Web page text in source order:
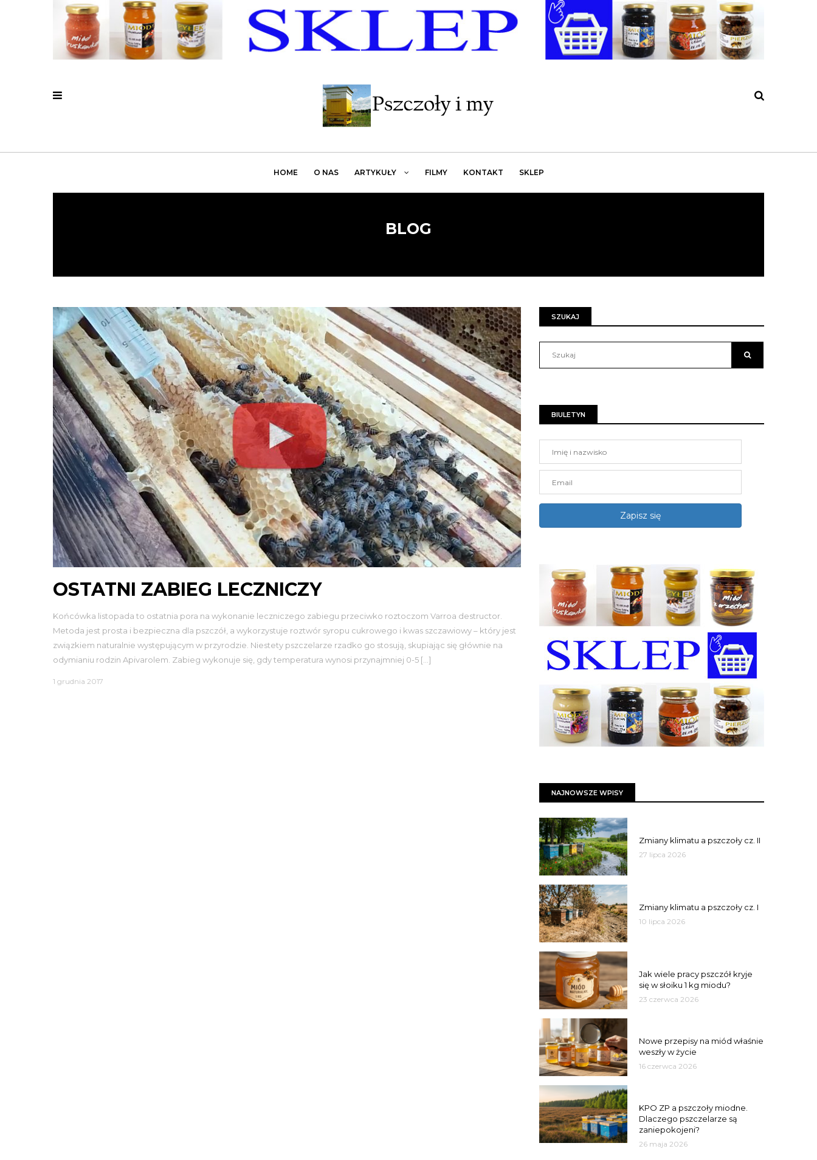
HOME O NAS ARTYKUŁY FILMY KONTAKT SKLEP
BLOG
OSTATNI ZABIEG LECZNICZY
Końcówka listopada to ostatnia pora na wykonanie leczniczego zabiegu przeciwko roztoczom Varroa destructor.
Metoda jest prosta i bezpieczna dla pszczół, a wykorzystuje roztwór syropu cukrowego i kwas szczawiowy – który jest
związkiem naturalnie występującym w przyrodzie. Niestety pszczelarze rzadko go stosują, skupiając się głównie na
odymianiu rodzin Apivarolem. Zabieg wykonuje się, gdy temperatura wynosi przynajmniej 0-5 […]
1 grudnia 2017
SZUKAJ
BIULETYN
NAJNOWSZE WPISY
Zmiany klimatu a pszczoły cz. II
27 lipca 2026
Zmiany klimatu a pszczoły cz. I
10 lipca 2026
Jak wiele pracy pszczół kryje
się w słoiku 1 kg miodu?
23 czerwca 2026
Nowe przepisy na miód właśnie
weszły w życie
16 czerwca 2026
KPO ZP a pszczoły miodne.
Dlaczego pszczelarze są
zaniepokojeni?
26 maja 2026